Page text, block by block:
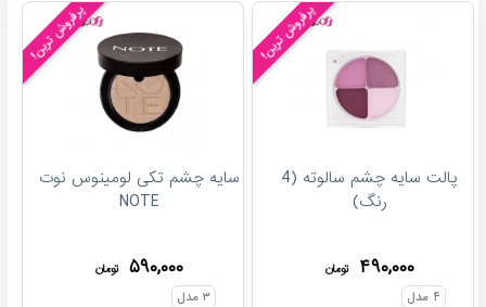
پرفروش ترین!
پالت سایه چشم سالوته (4
رنگ)
۴۹۰,۰۰۰
تومان
۴ مدل
پرفروش ترین!
سایه چشم تکی لومینوس نوت
NOTE
۵۹۰,۰۰۰
تومان
۳ مدل